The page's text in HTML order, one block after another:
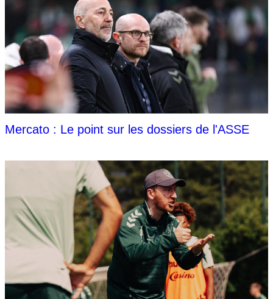
Mercato : Le point sur les dossiers de l'ASSE